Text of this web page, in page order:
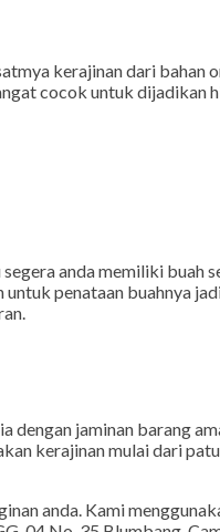
kerajinan dari bahan
cocok untuk dijadikan
anda memiliki buah
penataan buahnya
jaminan barang
kerajinan mulai dari